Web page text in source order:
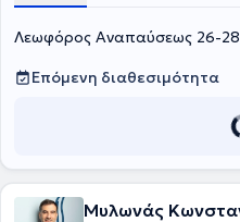
Λεωφόρος Αναπαύσεως 26-
Επόμενη διαθεσιμότητα
Mυλωνάς